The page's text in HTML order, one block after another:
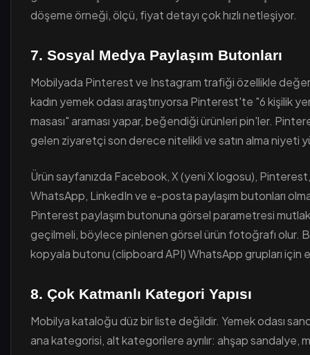
döşeme örneği, ölçü, fiyat detayı çok hızlı netleşiyor.
7. Sosyal Medya Paylaşım Butonları
Mobilyada Pinterest ve Instagram trafiği özellikle
kadın yemek odası araştırıyorsa Pinterest'te "6 kişilik
masası" araması yapar, beğendiği ürünleri pin'ler.
gelen ziyaretçi son derece nitelikli ve satın alma niyeti
Ürün sayfanızda Facebook, X (yeni X logosu), Pinterest,
WhatsApp, LinkedIn ve e-posta paylaşım butonları
Pinterest paylaşım butonuna görsel parametresi
geçilmeli, böylece pinlenen görsel ürün fotoğrafı olur.
kopyala butonu (clipboard API) WhatsApp grupları için
8. Çok Katmanlı Kategori Yapısı
Mobilya kataloğu düz bir liste değildir. Yemek odası
ana kategorisi, alt kategorilere ayrılır: ahşap sandalye,